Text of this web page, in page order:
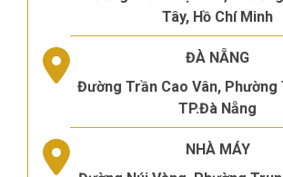
Tây, Hồ Chí Minh
ĐÀ NẴNG
Đường Trần Cao Vân, Phường
TP.Đà Nẵng
NHÀ MÁY